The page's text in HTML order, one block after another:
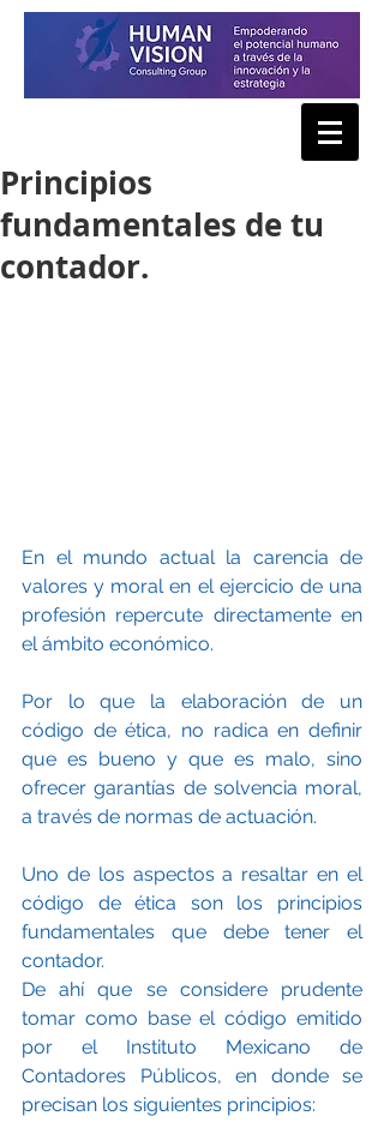
Principios
fundamentales de tu
contador.
​​​En el mundo actual la carencia de
valores y moral en el ejercicio de una
profesión repercute directamente en
el ámbito económico.
Por lo que la elaboración de un
código de ética, no radica en definir
que es bueno y que es malo, sino
ofrecer garantías de solvencia moral,
a través de normas de actuación.
Uno de los aspectos a resaltar en el
código de ética son los principios
fundamentales que debe tener el
contador.
De ahí que se considere prudente
tomar como base el código emitido
por el Instituto Mexicano de
Contadores Públicos, en donde se
precisan los siguientes principios: